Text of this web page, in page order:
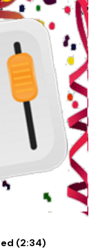
(2:34)